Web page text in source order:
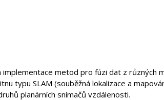
implementace metod pro fúzi dat z různých
typu SLAM (souběžná lokalizace a
planárních snímačů vzdálenosti.